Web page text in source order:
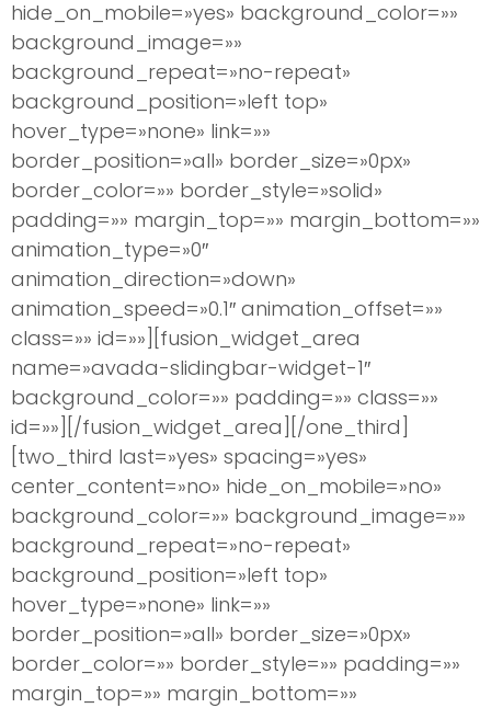
hide_on_mobile=»yes» background_color=»»
background_image=»»
background_repeat=»no-repeat»
background_position=»left top»
hover_type=»none» link=»»
border_position=»all» border_size=»0px»
border_color=»» border_style=»solid»
padding=»» margin_top=»» margin_bottom=»»
animation_type=»0″
animation_direction=»down»
animation_speed=»0.1″ animation_offset=»»
class=»» id=»»][fusion_widget_area
name=»avada-slidingbar-widget-1″
background_color=»» padding=»» class=»»
id=»»][/fusion_widget_area][/one_third]
[two_third last=»yes» spacing=»yes»
center_content=»no» hide_on_mobile=»no»
background_color=»» background_image=»»
background_repeat=»no-repeat»
background_position=»left top»
hover_type=»none» link=»»
border_position=»all» border_size=»0px»
border_color=»» border_style=»» padding=»»
margin_top=»» margin_bottom=»»